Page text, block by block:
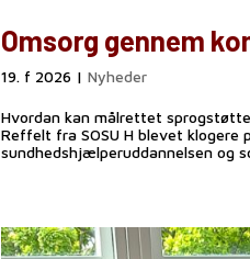
Omsorg gennem
19. f 2026 |Nyheder
Hvordan kan målrettet
Reffelt fra SOSU H blevet
sundhedshjælperuddannelsen og